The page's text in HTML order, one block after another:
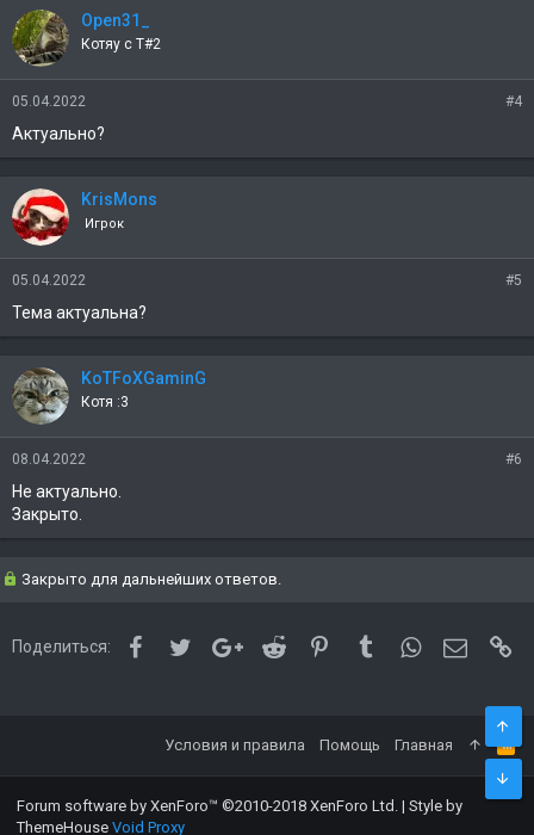
Open31_
Котяу с T#2
05.04.2022 #4
Актуально?
KrisMons
Игрок
05.04.2022 #5
Тема актуальна?
KoTFoXGaminG
Котя :3
08.04.2022 #6
Не актуально.
Закрыто.
Закрыто для дальнейших ответов.
Поделиться: FacebookTwitterGoogle+Reddit PinterestTumblrWhatsApp
Условия и правила Помощь Главная
Forum software by XenForo™ ©2010-2018 XenForo Ltd. | Style by
ThemeHouse Void Proxy